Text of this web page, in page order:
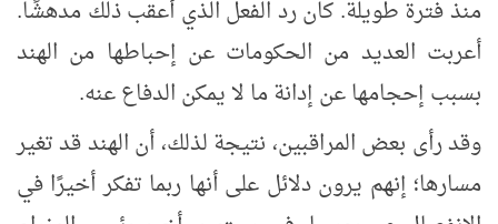
منذ فترة طويلة. كان رد الفعل الذي أعقب ذلك مدهشًا.
أعربت العديد من الحكومات عن إحباطها من الهند
بسبب إحجامها عن إدانة ما لا يمكن الدفاع عنه.
وقد رأى بعض المراقبين، نتيجة لذلك، أن الهند قد تغير
مسارها؛ إنهم يرون دلائل على أنها ربما تفكر أخيرًا في